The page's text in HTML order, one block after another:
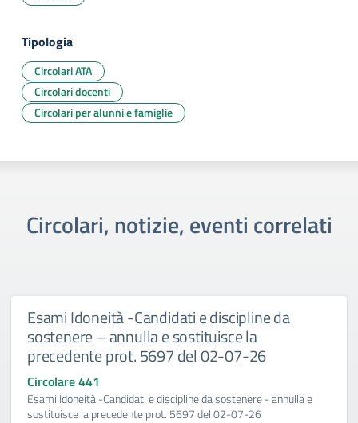
Tipologia
Circolari ATA
Circolari docenti
Circolari per alunni e famiglie
Circolari, notizie, eventi correlati
Esami Idoneità -Candidati e discipline da
sostenere – annulla e sostituisce la
precedente prot. 5697 del 02-07-26
Circolare 441
Esami Idoneità -Candidati e discipline da sostenere - annulla e
sostituisce la precedente prot. 5697 del 02-07-26